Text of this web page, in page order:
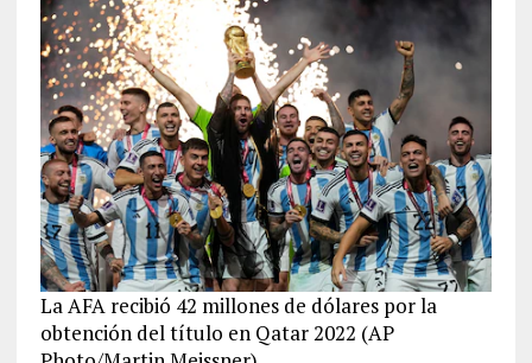
La AFA recibió 42 millones de dólares por la
obtención del título en Qatar 2022 (AP